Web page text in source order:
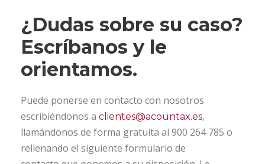
¿Dudas sobre su caso?
Escríbanos y le
orientamos.
Puede ponerse en contacto con nosotros
escribiéndonos a clientes@acountax.es,
llamándonos de forma gratuita al 900 264 785 o
rellenando el siguiente formulario de